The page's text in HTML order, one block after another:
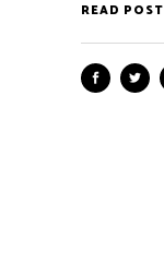
READ POST